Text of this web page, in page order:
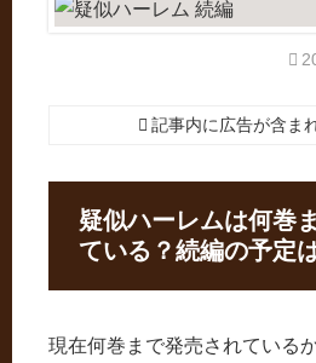
記事内に広告が含ま
疑似ハーレムは何巻
ている？続編の予定
現在何巻まで発売されている